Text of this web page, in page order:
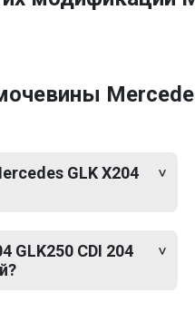
GLK X204
GLK250 CDI 204